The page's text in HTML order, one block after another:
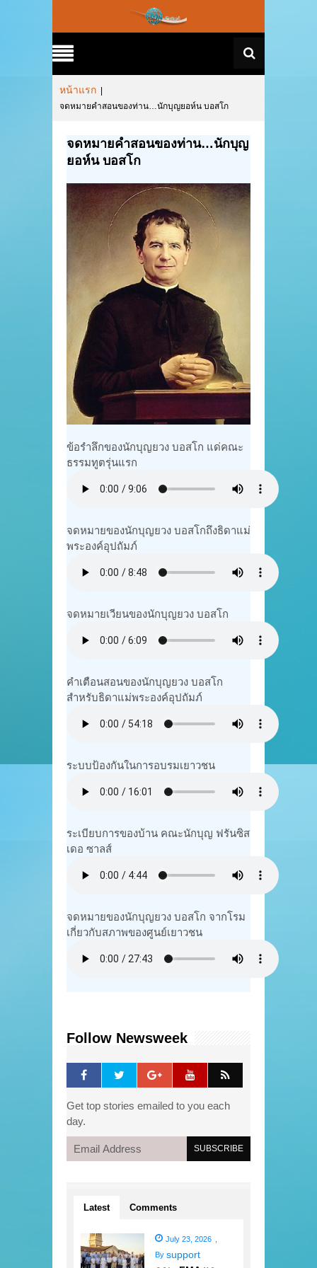
หน้าแรก
จดหมายคำสอนของท่าน…นักบุญยอห์น บอสโก
จดหมายคำสอนของท่าน…นักบุญ
ยอห์น บอสโก
ข้อรำลึกของนักบุญยวง บอสโก แด่คณะ
ธรรมทูตรุ่นแรก
จดหมายของนักบุญยวง บอสโกถึงธิดาแม่
พระองค์อุปถัมภ์
จดหมายเวียนของนักบุญยวง บอสโก
คำเตือนสอนของนักบุญยวง บอสโก
สำหรับธิดาแม่พระองค์อุปถัมภ์
ระบบป้องกันในการอบรมเยาวชน
ระเบียบการของบ้าน คณะนักบุญ ฟรันซิส
เดอ ซาลส์
จดหมายของนักบุญยวง บอสโก จากโรม
เกี่ยวกับสภาพของศูนย์เยาวชน
Follow Newsweek
Get top stories emailed to you each
day.
Latest Comments
July 23, 2026
By support